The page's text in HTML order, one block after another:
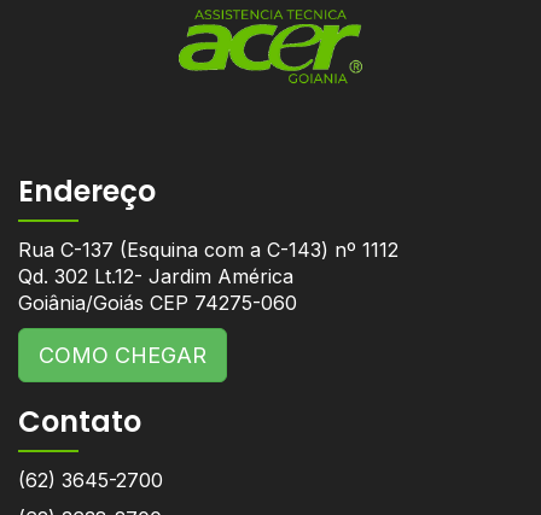
Endereço
Rua C-137 (Esquina com a C-143) nº 1112
Qd. 302 Lt.12- Jardim América
Goiânia/Goiás CEP 74275-060
COMO CHEGAR
Contato
(62) 3645-2700